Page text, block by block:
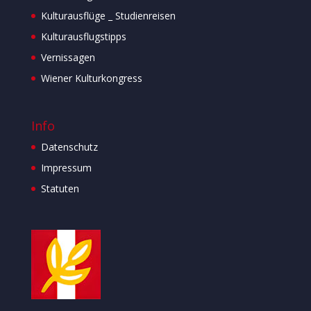
Kulturausflüge _ Studienreisen
Kulturausflugstipps
Vernissagen
Wiener Kulturkongress
Info
Datenschutz
Impressum
Statuten